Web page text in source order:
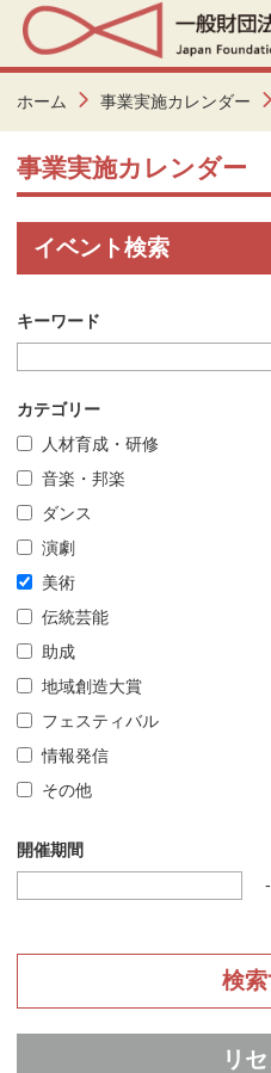
ホーム 事業実施カレンダー
事業実施カレンダー
イベント検索
キーワード
カテゴリー
人材育成・研修
音楽・邦楽
ダンス
演劇
美術
伝統芸能
助成
地域創造大賞
フェスティバル
情報発信
その他
開催期間
-
リ